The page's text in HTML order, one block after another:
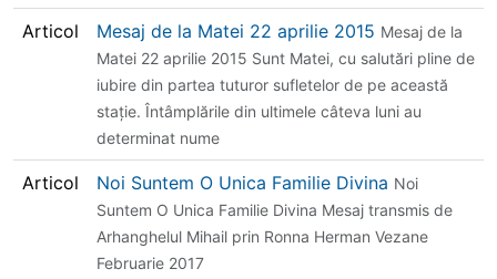
Articol Mesaj de la Matei 22 aprilie 2015 Mesaj de la
Matei 22 aprilie 2015 Sunt Matei, cu salutări pline de
iubire din partea tuturor sufletelor de pe această
staţie. Întâmplările din ultimele câteva luni au
determinat nume
Articol Noi Suntem O Unica Familie Divina Noi
Suntem O Unica Familie Divina Mesaj transmis de
Arhanghelul Mihail prin Ronna Herman Vezane
Februarie 2017